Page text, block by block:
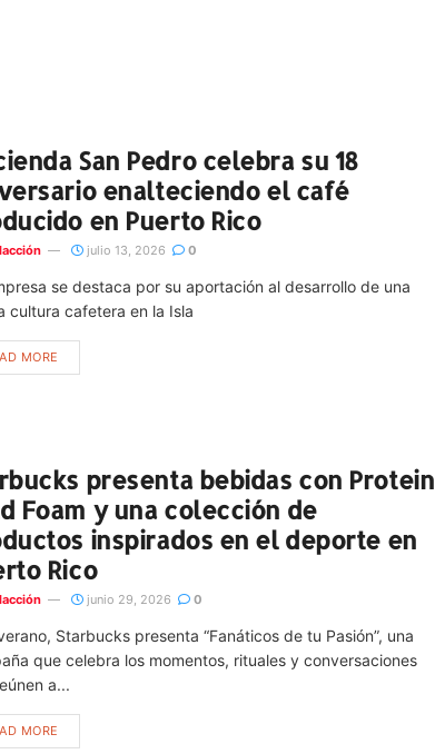
San Pedro celebra su 18
enalteciendo el café
en Puerto Rico
julio 13, 2026 0
se destaca por su aportación al desarrollo de una
cultura cafetera en la Isla
MORE
presenta bebidas con Protein
Foam y una colección de
inspirados en el deporte en
Rico
junio 29, 2026 0
Starbucks presenta “Fanáticos de tu Pasión”, una
que celebra los momentos, rituales y conversaciones
a...
MORE